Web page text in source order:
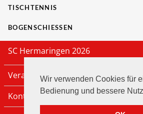
Wir verwenden Cookies für
Bedienung und bessere
TISCHTENNIS
BOGENSCHIESSEN
SC Hermaringen 2026
Veranstaltungen
Kontakt